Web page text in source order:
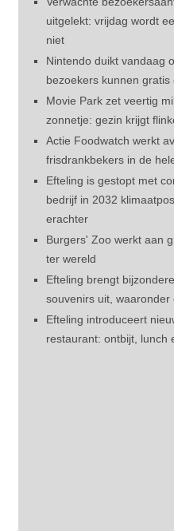
uitgelekt: vrijdag wordt
niet
Nintendo duikt vandaag
bezoekers kunnen gratis
Movie Park zet veertig
zonnetje: gezin krijgt
Actie Foodwatch werkt
frisdrankbekers in de
Efteling is gestopt met
bedrijf in 2032
erachter
Burgers' Zoo werkt aan
ter wereld
Efteling brengt
souvenirs uit,
Efteling introduceert
restaurant: ontbijt, lunch